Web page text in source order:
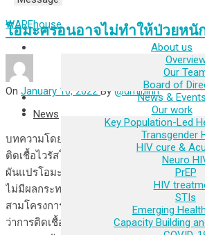
WAREhouse
About us
Our
Board of
News & Events
Our work
Key Population-Led
Transgender
HIV cure &
Neuro
PrEP
HIV
STIs
Emerging
Capacity Building
โอมะครอนอาจไม่ทำให้ป่วยหนั
On January 10, 2022 By @dminihri
News
บทความโดย อุดม ลิขิตวรรณวุฒิ อวัยวะที่ได้รั
ติดเชื้อไวรัสโคโรนาที่ก่อให้เกิดโรคโควิด-19
ผันแปรโอมะครอนที่กำลังระบาดมากทั่วโลก
ไม่มีผลกระทบต่อปอดเหมือนกับไวรัสผันแปรอื่
สามโครงการจากประเทศอาฟริกาใต้ สก็อตแ
ว่าการติดเชื้อไวรัสผันแปรโอมะครอนทำให้เกิ